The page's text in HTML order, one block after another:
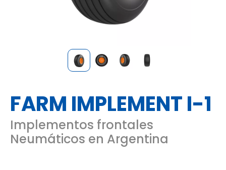
FARM IMPLEMENT I-1
Implementos frontales
Neumáticos en Argentina